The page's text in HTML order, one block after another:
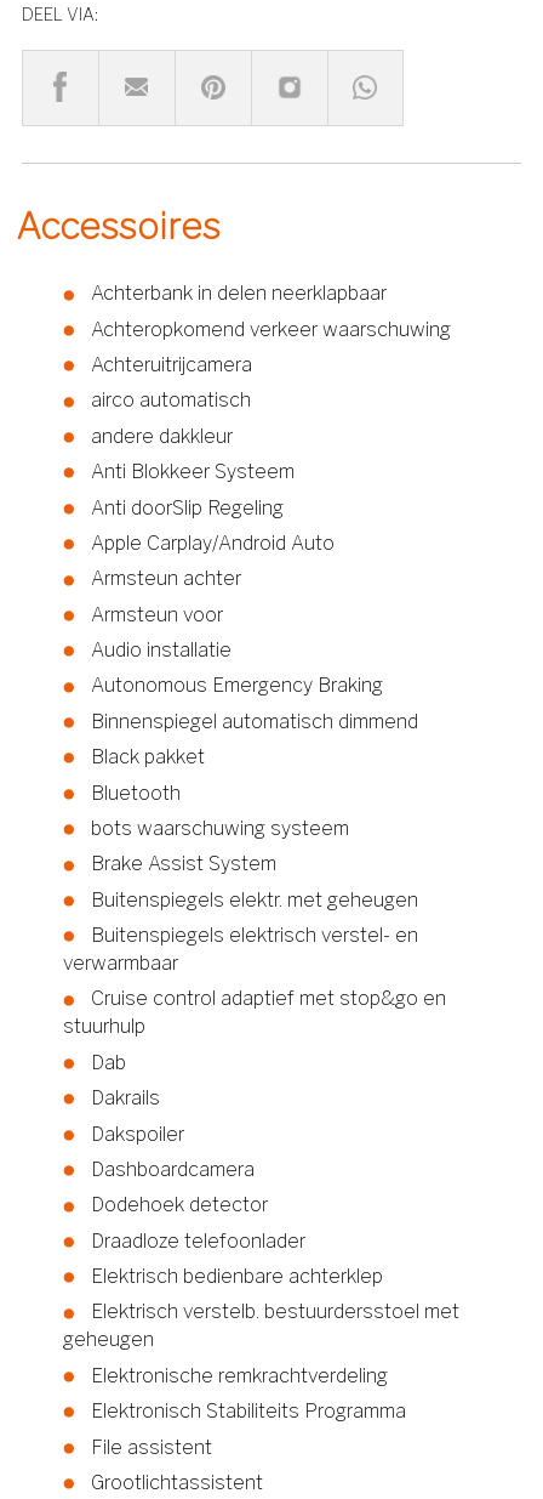
DEEL VIA:
Accessoires
Achterbank in delen neerklapbaar
Achteropkomend verkeer waarschuwing
Achteruitrijcamera
airco automatisch
andere dakkleur
Anti Blokkeer Systeem
Anti doorSlip Regeling
Apple Carplay/Android Auto
Armsteun achter
Armsteun voor
Audio installatie
Autonomous Emergency Braking
Binnenspiegel automatisch dimmend
Black pakket
Bluetooth
bots waarschuwing systeem
Brake Assist System
Buitenspiegels elektr. met geheugen
Buitenspiegels elektrisch verstel- en
verwarmbaar
Cruise control adaptief met stop&go en
stuurhulp
Dab
Dakrails
Dakspoiler
Dashboardcamera
Dodehoek detector
Draadloze telefoonlader
Elektrisch bedienbare achterklep
Elektrisch verstelb. bestuurdersstoel met
geheugen
Elektronische remkrachtverdeling
Elektronisch Stabiliteits Programma
File assistent
Grootlichtassistent